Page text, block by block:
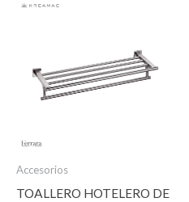
Accesorios
TOALLERO HOTELERO DE